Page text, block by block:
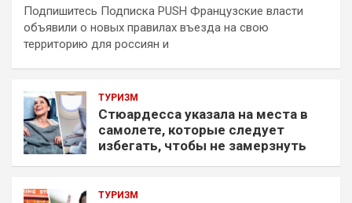
Подпишитесь Подписка PUSH Французские власти
объявили о новых правилах въезда на свою
территорию для россиян и
ТУРИЗМ
Стюардесса указала на места в
самолете, которые следует
избегать, чтобы не замерзнуть
ТУРИЗМ